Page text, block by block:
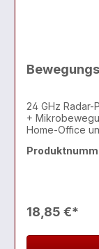
24 GHz
+
Home-Office
18,85 €*